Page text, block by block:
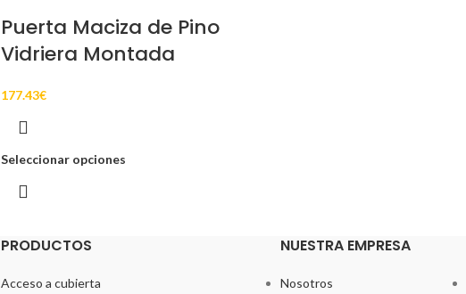
Puerta Maciza de Pino
Vidriera Montada
177.43€
Seleccionar opciones
PRODUCTOS
Acceso a cubierta
NUESTRA EMPRESA
Nosotros